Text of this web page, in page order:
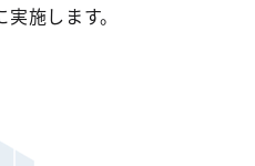
施します。